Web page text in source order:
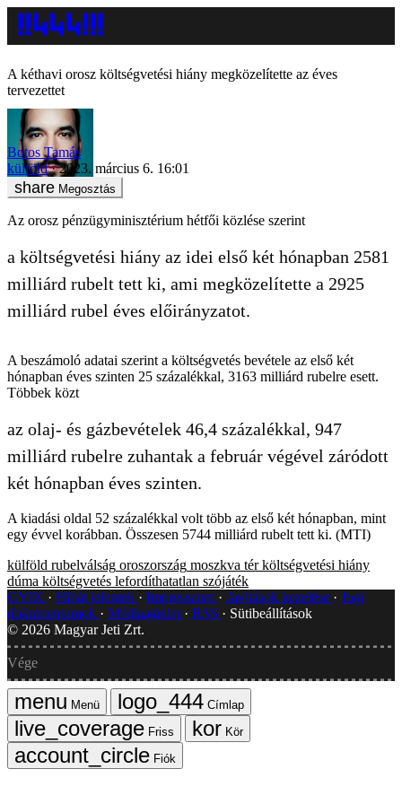
A kéthavi orosz költségvetési hiány megközelítette az éves
tervezettet
Botos Tamás
külföld
2023. március 6. 16:01
Megosztás
Az orosz pénzügyminisztérium hétfői közlése szerint
a költségvetési hiány az idei első két hónapban 2581
milliárd rubelt tett ki, ami megközelítette a 2925
milliárd rubel éves előirányzatot.
A beszámoló adatai szerint a költségvetés bevétele az első két
hónapban éves szinten 25 százalékkal, 3163 milliárd rubelre esett.
Többek közt
az olaj- és gázbevételek 46,4 százalékkal, 947
milliárd rubelre zuhantak a február végével záródott
két hónapban éves szinten.
A kiadási oldal 52 százalékkal volt több az első két hónapban, mint
egy évvel korábban. Összesen 5744 milliárd rubelt tett ki. (MTI)
külföld rubelválság oroszország moszkva tér költségvetési hiány
dúma költségvetés lefordíthatatlan szójáték
GYIK
Hibát jelentek Impresszum Javítások kezelése
Jogi
dokumentumok
Médiaajánlat RSS
Sütibeállítások
© 2026 Magyar Jeti Zrt.
Vége
Menü
Címlap
Friss
Kör
Fiók